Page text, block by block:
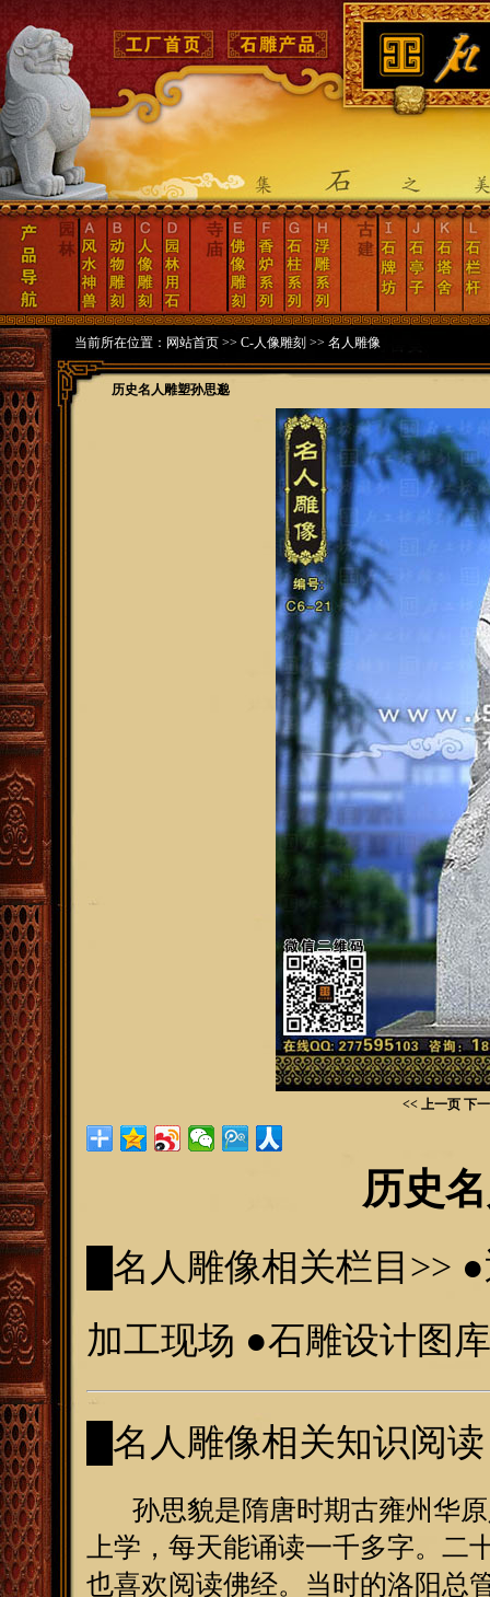
当前所在位置： 网站首页>> C-人像雕刻 >> 名人雕像
历史名人雕塑孙思邈
<< 上一页 下
历史
█名人雕像相关栏目>> ●
加工现场 ●石雕设计图库
█名人雕像相关知识阅
孙思貌是隋唐时期古雍州华原
上学，每天能诵读一千多字。
也喜欢阅读佛经。当时的洛阳总